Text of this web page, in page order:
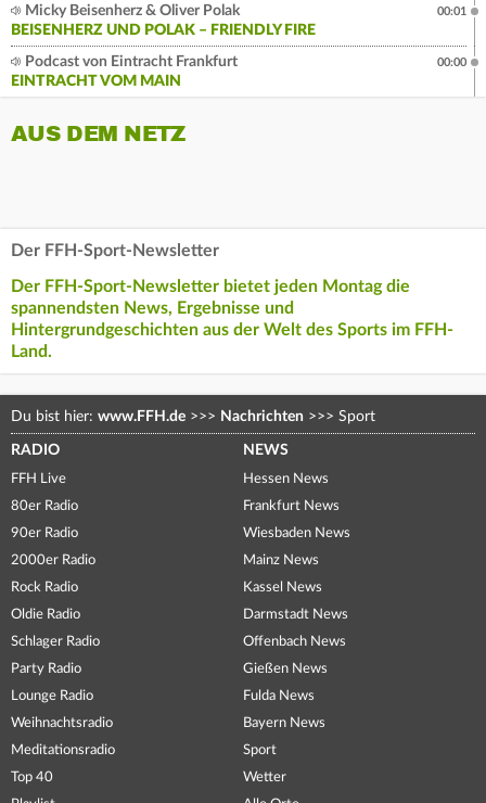
Micky Beisenherz & Oliver Polak
BEISENHERZ UND POLAK – FRIENDLY FIRE
00:01
Podcast von Eintracht Frankfurt
EINTRACHT VOM MAIN
00:00
AUS DEM NETZ
Der FFH-Sport-Newsletter
Der FFH-Sport-Newsletter bietet jeden Montag die
spannendsten News, Ergebnisse und
Hintergrundgeschichten aus der Welt des Sports im FFH-
Land.
Du bist hier: www.FFH.de >>> Nachrichten >>> Sport
RADIO
FFH Live
80er Radio
90er Radio
2000er Radio
Rock Radio
Oldie Radio
Schlager Radio
Party Radio
Lounge Radio
Weihnachtsradio
Meditationsradio
Top 40
NEWS
Hessen News
Frankfurt News
Wiesbaden News
Mainz News
Kassel News
Darmstadt News
Offenbach News
Gießen News
Fulda News
Bayern News
Sport
Wetter